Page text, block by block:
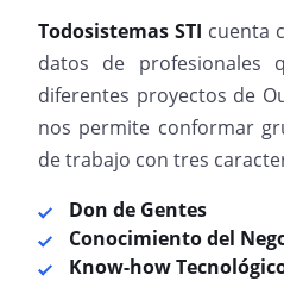
Todosistemas STI cuenta
datos de profesionales
diferentes proyectos de
nos permite conformar
de trabajo con tres
Don de Gentes
Conocimiento del
Know-how